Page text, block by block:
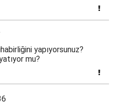
yapıyorsunuz?
mu?